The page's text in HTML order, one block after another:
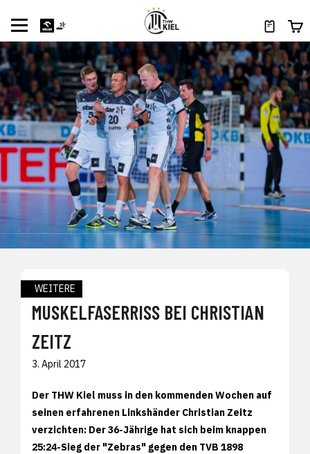
WEITERE
MUSKELFASERRISS BEI CHRISTIAN
ZEITZ
3. April 2017
Der THW Kiel muss in den kommenden Wochen auf
seinen erfahrenen Linkshänder Christian Zeitz
verzichten: Der 36-Jährige hat sich beim knappen
25:24-Sieg der "Zebras" gegen den TVB 1898